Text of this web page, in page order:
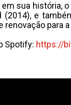
sua história,
e
para
Spotify: https://